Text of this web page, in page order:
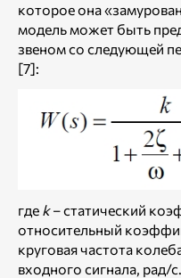
которое она
модель может быть
звеном со следующей
[7]:
где k– статический
относительный
круговая частота
входного сигнала, рад/с.